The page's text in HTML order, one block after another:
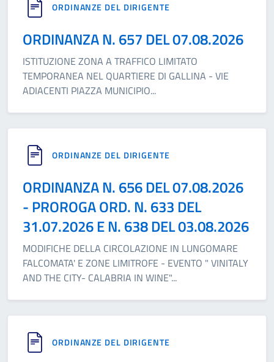
ORDINANZE DEL DIRIGENTE
ORDINANZA N. 657 DEL 07.08.2026
ISTITUZIONE ZONA A TRAFFICO LIMITATO
TEMPORANEA NEL QUARTIERE DI GALLINA - VIE
ADIACENTI PIAZZA MUNICIPIO...
ORDINANZE DEL DIRIGENTE
ORDINANZA N. 656 DEL 07.08.2026
- PROROGA ORD. N. 633 DEL
31.07.2026 E N. 638 DEL 03.08.2026
MODIFICHE DELLA CIRCOLAZIONE IN LUNGOMARE
FALCOMATA' E ZONE LIMITROFE - EVENTO " VINITALY
AND THE CITY- CALABRIA IN WINE"...
ORDINANZE DEL DIRIGENTE